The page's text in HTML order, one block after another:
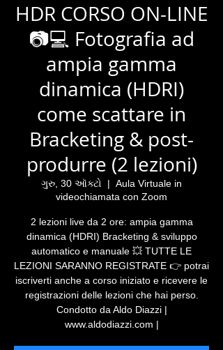
HDR CORSO ON-LINE
📷💻 Fotografia ad
ampia gamma
dinamica (HDRI)
come scattare in
Bracketing & post-
produrre (2 lezioni)
ગુરુ, 30 ઑક્ટો
  |
Aula Virtuale in
videochiamata con Zoom
2 lezioni live da 2 ore: ampia gamma
dinamica (HDRI) Bracketing & sviluppo
automatico e manuale 💥 TUTTE LE
LEZIONI SARANNO REGISTRATE 👉 potrai
iscriverti anche a corso iniziato e ricevere le
registrazioni delle lezioni che hai perso.
Condotto da Aldo Diazzi |
www.aldodiazzi.com |